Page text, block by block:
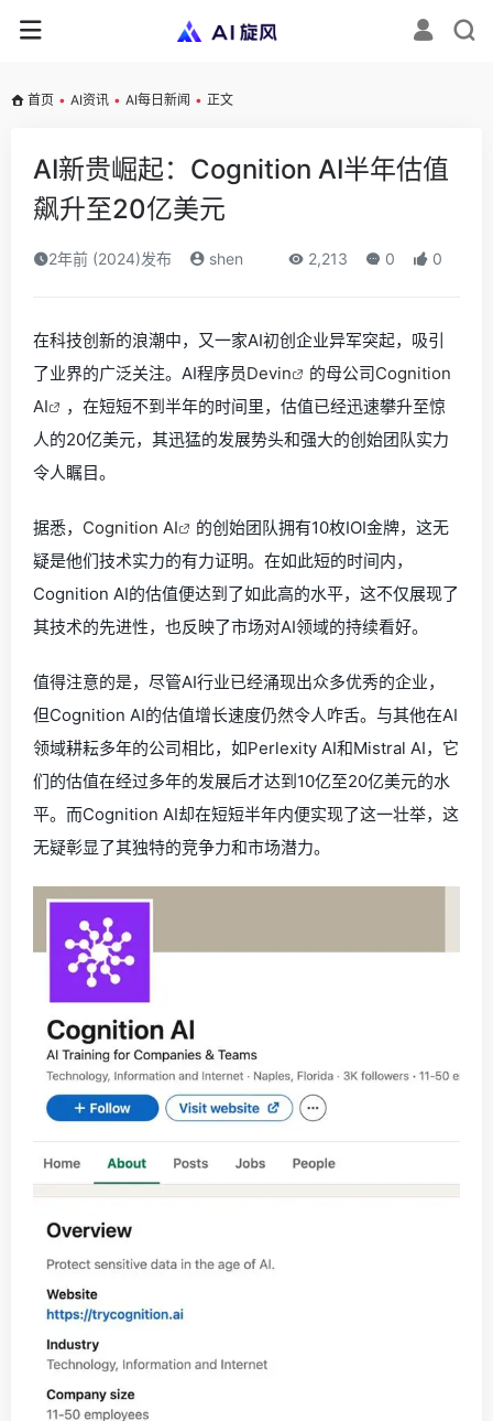
首页 • AI资讯 • AI每日新闻 • 正文
AI新贵崛起：Cognition AI半年估值
飙升至20亿美元
2年前 (2024)发布 shen 2,213 0 0
在科技创新的浪潮中，又一家AI初创企业异军突起，吸引
了业界的广泛关注。AI程序员Devin 的母公司Cognition
AI
，在短短不到半年的时间里，估值已经迅速攀升至惊
人的20亿美元，其迅猛的发展势头和强大的创始团队实力
令人瞩目。
据悉， Cognition AI
的创始团队拥有10枚IOI金牌，这无
疑是他们技术实力的有力证明。在如此短的时间内，
Cognition AI的估值便达到了如此高的水平，这不仅展现了
其技术的先进性，也反映了市场对AI领域的持续看好。
值得注意的是，尽管AI行业已经涌现出众多优秀的企业，
但Cognition AI的估值增长速度仍然令人咋舌。与其他在AI
领域耕耘多年的公司相比，如Perlexity AI和Mistral AI，它
们的估值在经过多年的发展后才达到10亿至20亿美元的水
平。而Cognition AI却在短短半年内便实现了这一壮举，这
无疑彰显了其独特的竞争力和市场潜力。